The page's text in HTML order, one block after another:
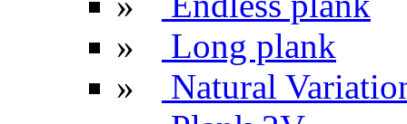
»
Long plank
»
Natural